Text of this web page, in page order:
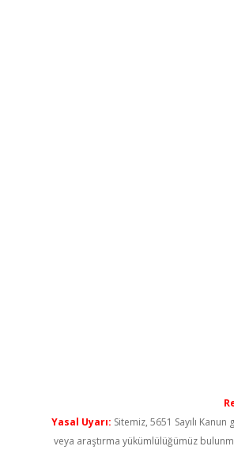
Yasal Uyarı: Sitemiz, 5651 Sayılı
veya araştırma yükümlülüğümüz